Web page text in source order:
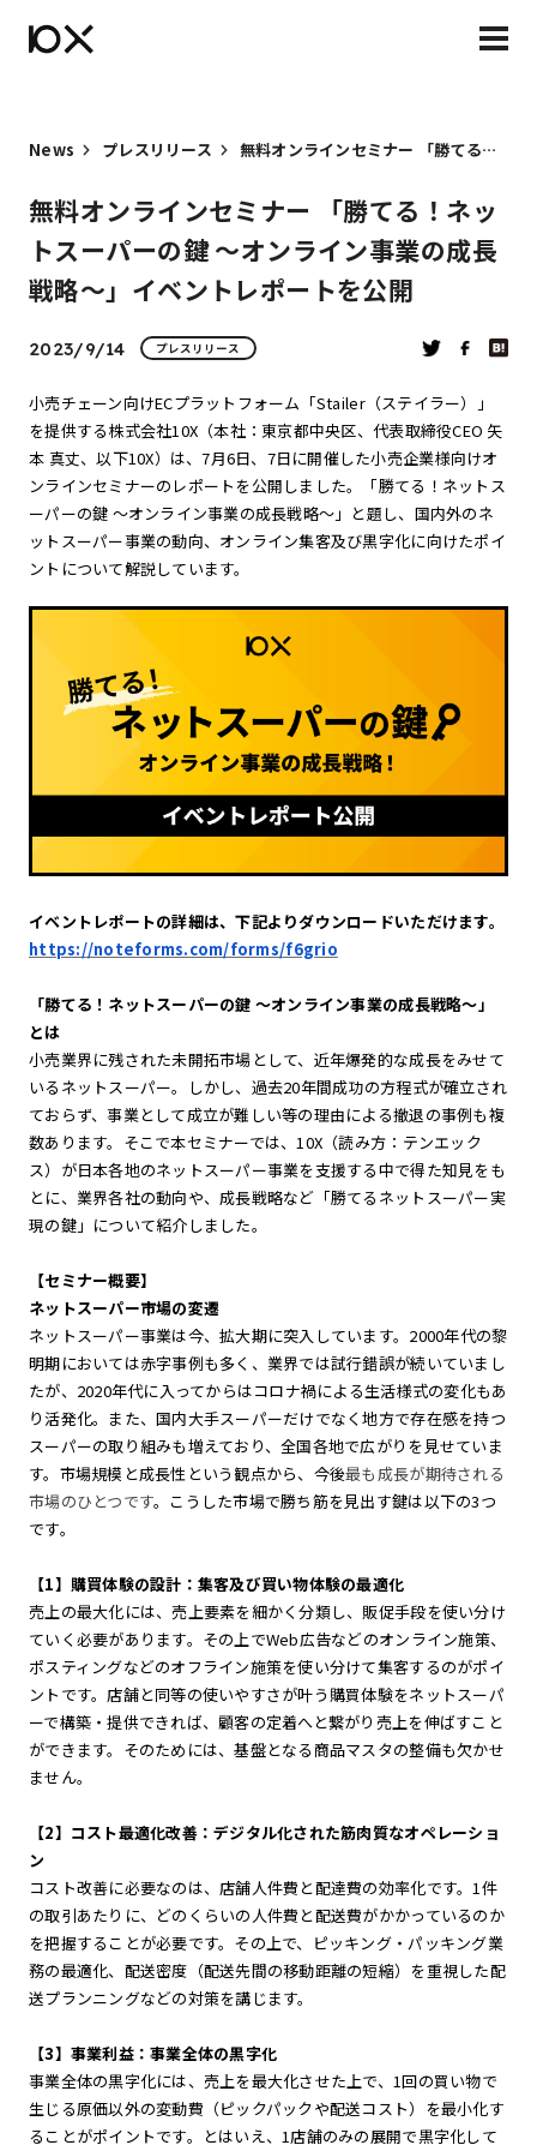
News プレスリリース 無料オンラインセミナー 「勝てる！ネットスーパーの鍵 〜オンライン事業の成長戦略〜」イベントレポートを公開
無料オンラインセミナー 「勝てる！ネッ
トスーパーの鍵 〜オンライン事業の成長
戦略〜」イベントレポートを公開
2023/9/14 プレスリリース
小売チェーン向けECプラットフォーム「Stailer（ステイラー）」
を提供する株式会社10X（本社：東京都中央区、代表取締役CEO 矢
本 真丈、以下10X）は、7月6日、7日に開催した小売企業様向けオ
ンラインセミナーのレポートを公開しました。「勝てる！ネットス
ーパーの鍵 〜オンライン事業の成長戦略〜」と題し、国内外のネ
ットスーパー事業の動向、オンライン集客及び黒字化に向けたポイ
ントについて解説しています。
イベントレポートの詳細は、下記よりダウンロードいただけます。
https://noteforms.com/forms/f6grio
「勝てる！ネットスーパーの鍵 〜オンライン事業の成長戦略〜」
とは
小売業界に残された未開拓市場として、近年爆発的な成長をみせて
いるネットスーパー。しかし、過去20年間成功の方程式が確立され
ておらず、事業として成立が難しい等の理由による撤退の事例も複
数あります。そこで本セミナーでは、10X（読み方：テンエック
ス）が日本各地のネットスーパー事業を支援する中で得た知見をも
とに、業界各社の動向や、成長戦略など「勝てるネットスーパー実
現の鍵」について紹介しました。
【セミナー概要】
ネットスーパー市場の変遷
ネットスーパー事業は今、拡大期に突入しています。2000年代の黎
明期においては赤字事例も多く、業界では試行錯誤が続いていまし
たが、2020年代に入ってからはコロナ禍による生活様式の変化もあ
り活発化。また、国内大手スーパーだけでなく地方で存在感を持つ
スーパーの取り組みも増えており、全国各地で広がりを見せていま
す。市場規模と成長性という観点から、今後最も成長が期待される
市場のひとつです。こうした市場で勝ち筋を見出す鍵は以下の3つ
です。
【1】購買体験の設計：集客及び買い物体験の最適化
売上の最大化には、売上要素を細かく分類し、販促手段を使い分け
ていく必要があります。その上でWeb広告などのオンライン施策、
ポスティングなどのオフライン施策を使い分けて集客するのがポイ
ントです。店舗と同等の使いやすさが叶う購買体験をネットスーパ
ーで構築・提供できれば、顧客の定着へと繋がり売上を伸ばすこと
ができます。そのためには、基盤となる商品マスタの整備も欠かせ
ません。
【2】コスト最適化改善：デジタル化された筋肉質なオペレーショ
ン
コスト改善に必要なのは、店舗人件費と配達費の効率化です。1件
の取引あたりに、どのくらいの人件費と配送費がかかっているのか
を把握することが必要です。その上で、ピッキング・パッキング業
務の最適化、配送密度（配送先間の移動距離の短縮）を重視した配
送プランニングなどの対策を講じます。
【3】事業利益：事業全体の黒字化
事業全体の黒字化には、売上を最大化させた上で、1回の買い物で
生じる原価以外の変動費（ピックパックや配送コスト）を最小化す
ることがポイントです。とはいえ、1店舗のみの展開で黒字化して